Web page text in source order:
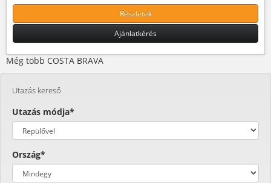
Részletek
Ajánlatkérés
Még több COSTA BRAVA
Utazás kereső
Utazás módja*
Ország*